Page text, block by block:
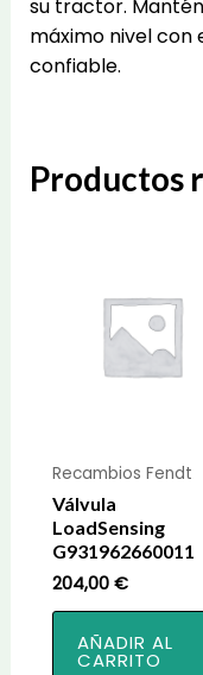
su tractor.
máximo nivel con
confiable.
Productos
Recambios Fendt
Válvula
LoadSensing
G931962660011
204,00 €
AÑADIR AL
CARRITO